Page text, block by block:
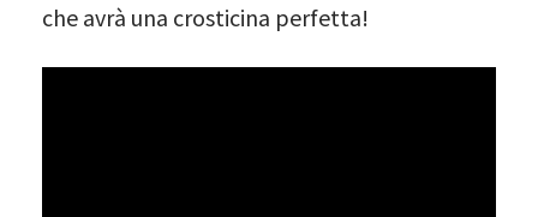
che avrà una crosticina perfetta!